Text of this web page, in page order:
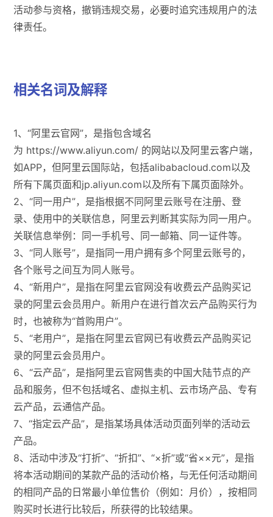
活动参与资格，撤销违规交易，必要时追究违规用户的法
律责任。
相关名词及解释
1、“阿里云官网”，是指包含域名
为 https://www.aliyun.com/ 的网站以及阿里云客户端，
如APP，但阿里云国际站，包括alibabacloud.com以及
所有下属页面和jp.aliyun.com以及所有下属页面除外。
2、“同一用户”，是指根据不同阿里云账号在注册、登
录、使用中的关联信息，阿里云判断其实际为同一用户。
关联信息举例：同一手机号、同一邮箱、同一证件等。
3、“同人账号”，是指同一用户拥有多个阿里云账号的，
各个账号之间互为同人账号。
4、“新用户”，是指在阿里云官网没有收费云产品购买记
录的阿里云会员用户。新用户在进行首次云产品购买行为
时，也被称为“首购用户”。
5、“老用户”，是指在阿里云官网已有收费云产品购买记
录的阿里云会员用户。
6、“云产品”，是指阿里云官网售卖的中国大陆节点的产
品和服务，但不包括域名、虚拟主机、云市场产品、专有
云产品，云通信产品。
7、“指定云产品”，是指某场具体活动页面列举的活动云
产品。
8、活动中涉及“打折”、“折扣”、“×折”或“省××元”，是指
将本活动期间的某款产品的活动价格，与无任何活动期间
的相同产品的日常最小单位售价（例如：月价），按相同
购买时长进行比较后，所获得的比较结果。